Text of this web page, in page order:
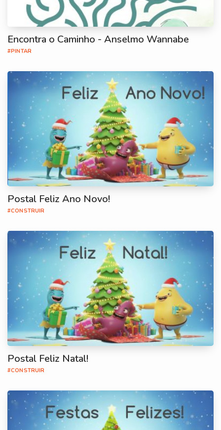
Encontra o Caminho - Anselmo Wannabe
#PINTAR
Postal Feliz Ano Novo!
#CONSTRUIR
Postal Feliz Natal!
#CONSTRUIR